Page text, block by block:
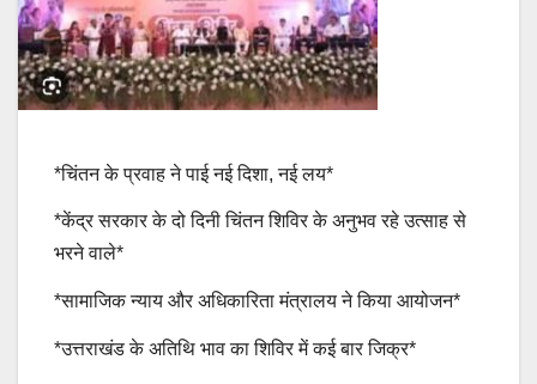
*चिंतन के प्रवाह ने पाई नई दिशा, नई लय*
*केंद्र सरकार के दो दिनी चिंतन शिविर के अनुभव रहे उत्साह से
भरने वाले*
*सामाजिक न्याय और अधिकारिता मंत्रालय ने किया आयोजन*
*उत्तराखंड के अतिथि भाव का शिविर में कई बार जिक्र*